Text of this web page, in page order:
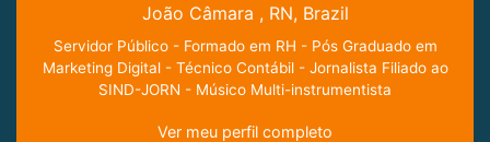
João Câmara , RN, Brazil
Servidor Público - Formado em RH - Pós Graduado em
Marketing Digital - Técnico Contábil - Jornalista Filiado ao
SIND-JORN - Músico Multi-instrumentista
Ver meu perfil completo